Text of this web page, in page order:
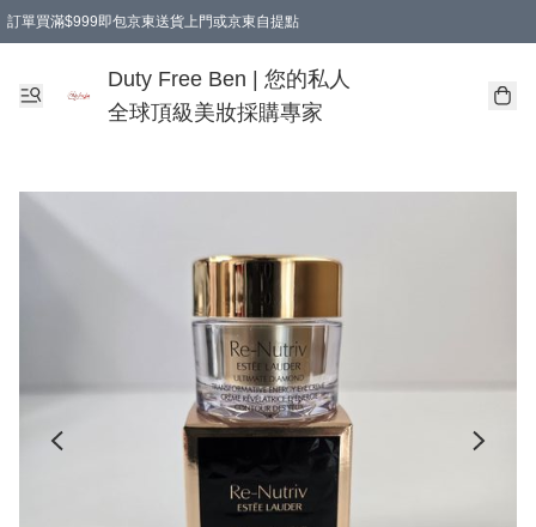
訂單買滿$999即包京東送貨上門或京東自提點
Duty Free Ben | 您的私人
全球頂級美妝採購專家